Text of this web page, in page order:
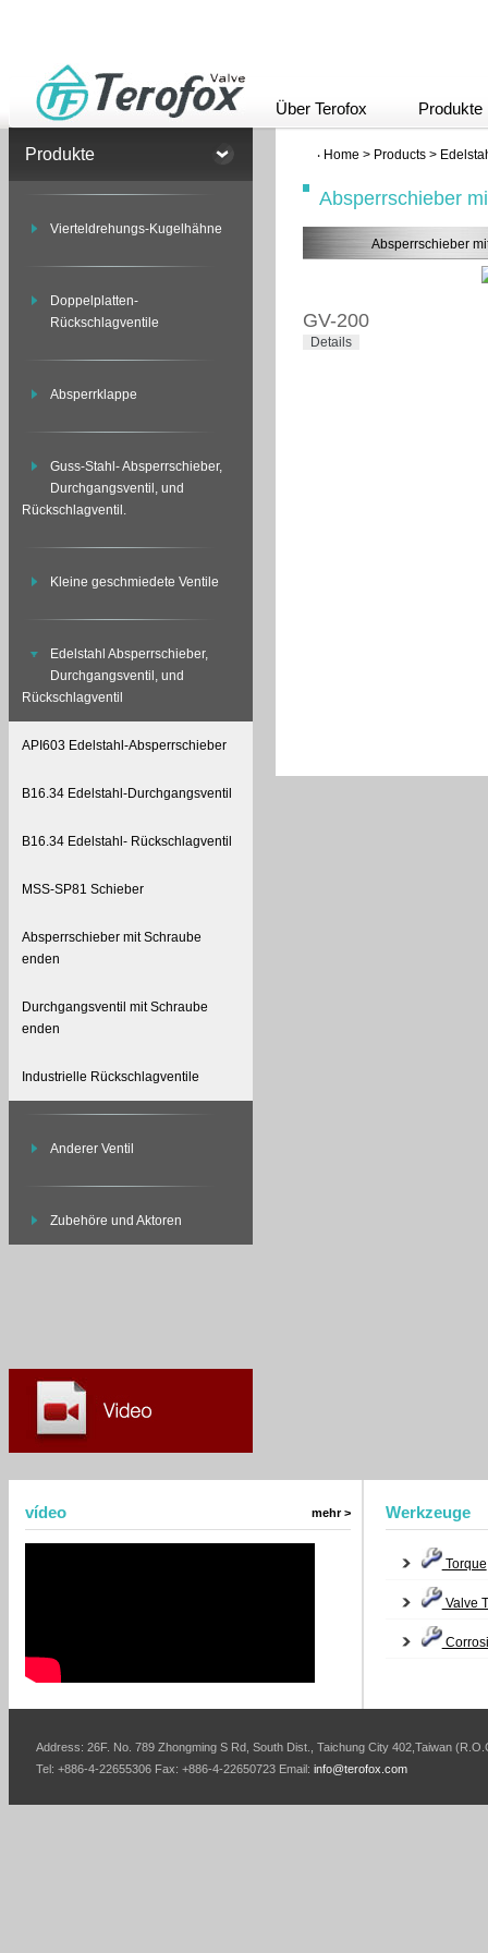
Über Terofox Produkte
Produkte
Vierteldrehungs-Kugelhähne
Doppelplatten-
Rückschlagventile
Absperrklappe
Guss-Stahl- Absperrschieber,
Durchgangsventil, und
Rückschlagventil.
Kleine geschmiedete Ventile
Edelstahl Absperrschieber,
Durchgangsventil, und
Rückschlagventil
API603 Edelstahl-Absperrschieber
B16.34 Edelstahl-Durchgangsventil
B16.34 Edelstahl- Rückschlagventil
MSS-SP81 Schieber
Absperrschieber mit Schraube
enden
Durchgangsventil mit Schraube
enden
Industrielle Rückschlagventile
Anderer Ventil
Zubehöre und Aktoren
‧ Home > Products>
Absperrschieber
Absperrschieber
GV-200
Details
vídeo mehr > Werkzeuge
Torque
Valve
Address: 26F. No. 789 Zhongming S Rd, South Dist., Taichung City 402,Taiwan
Tel: +886-4-22655306 Fax: +886-4-22650723 Email: info@terofox.com